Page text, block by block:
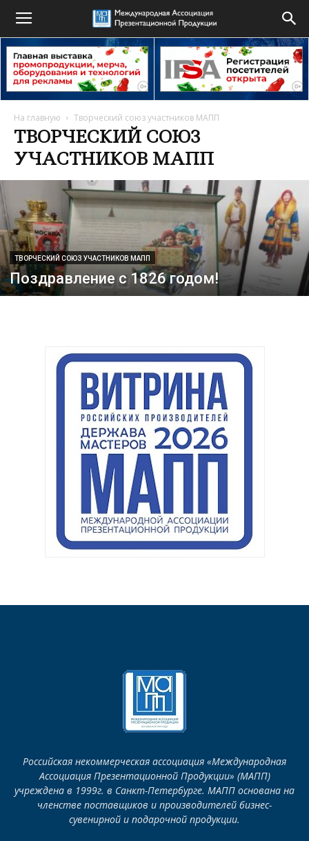
На главную Творческий союз участников МАПП
ТВОРЧЕСКИЙ СОЮЗ
УЧАСТНИКОВ МАПП
ТВОРЧЕСКИЙ СОЮЗ УЧАСТНИКОВ МАПП
Поздравление с 1826 годом!
Российская некоммерческая ассоциация «Международная
Ассоциация Презентационной Продукции» (МАПП)
учреждена в 1999г. в Санкт-Петербурге. МАПП основана на
членстве поставщиков и производителей бизнес-
сувенирной и подарочной продукции.